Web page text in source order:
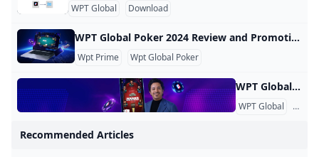
WPT Global Download
WPT Global Poker 2024 Review and Promotions OFFRE SPÉCIALE À DURÉE LIMITÉE : les nouveaux utilisateurs reçoivent des tickets satellites pour tenter de se qualifier pour le Championnat du monde WPT 2023 en décembre, qui offrira une cagnotte garantie record de 40 millions de dollars. Après avoir fait ses débuts à la télévision il y a vingt ans, le World Poker Tour a contribué de manière significative au développement du poker et à sa popularité. Reconnu pour son innovation, le World Poker Tour a transporté ses événements mondiaux historiques dans le monde en ligne via sa plateforme WPT Global (WPT).
Wpt Prime Wpt Global Poker
WPT Global Account Review Account Verification Why is it necessary to verify the account? As an operator that complies with applicable laws and regulations, we need to verify the identity of players. Therefore, specific documents are required for the verification of player accounts. What documents are required to verify the account? To verify the account, valid identification documents such as ID cards, passports, driver’s licenses, utility bills, and deposit certificates are required. The provided documents should have clear photos where all four corners are visible.
WPT Global KYC
Recommended Articles